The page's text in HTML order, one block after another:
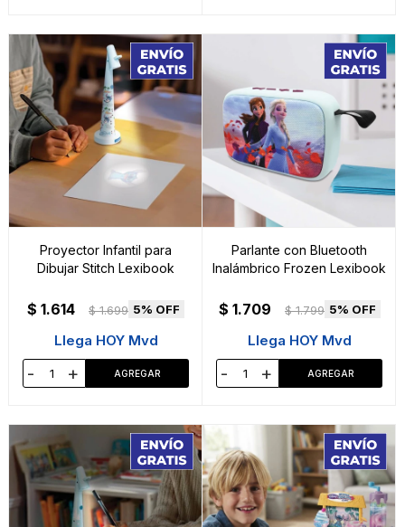
Proyector Infantil para
Dibujar Stitch Lexibook
$ 1.614 $ 1.699 5
Llega HOY Mvd
- +
Parlante con Bluetooth
Inalámbrico Frozen Lexibook
$ 1.709 $ 1.799 5
Llega HOY Mvd
- +